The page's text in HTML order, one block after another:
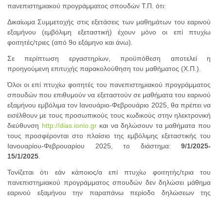
πανεπιστημιακού προγράμματος σπουδών Τ.Π. ότι:
Δικαίωμα Συμμετοχής στις εξετάσεις των μαθημάτων του εαρινού
εξαμήνου (εμβόλιμη εξεταστική) έχουν μόνο οι επί πτυχίω
φοιτητές/τριες (από 9ο εξάμηνο και άνω).
Σε περίπτωση εργαστηρίων, προϋπόθεση αποτελεί η
προηγούμενη επιτυχής παρακολούθηση του μαθήματος (Χ.Π.).
Όλοι οι επί πτυχίω φοιτητές του πανεπιστημιακού προγράμματος
σπουδών που επιθυμούν να εξεταστούν σε μαθήματα του εαρινού
εξαμήνου εμβόλιμα τον Ιανουάριο-Φεβρουάριο 2025, θα πρέπει να
εισέλθουν με τους προσωπικούς τους κωδικούς στην ηλεκτρονική
διεύθυνση http://dias.ionio.grκαι να δηλώσουν τα μαθήματα που
τους προσφέρονται στο πλαίσιο της εμβόλιμης εξεταστικής του
Ιανουαρίου-Φεβρουαρίου 2025, το διάστημα: 9/1/2025-
15/1/2025
Τονίζεται ότι εάν κάποιος/α επί πτυχίω φοιτητής/τρια του
πανεπιστημιακού προγράμματος σπουδών δεν δηλώσει μάθημα
εαρινού εξαμήνου την παραπάνω περίοδο δηλώσεων της